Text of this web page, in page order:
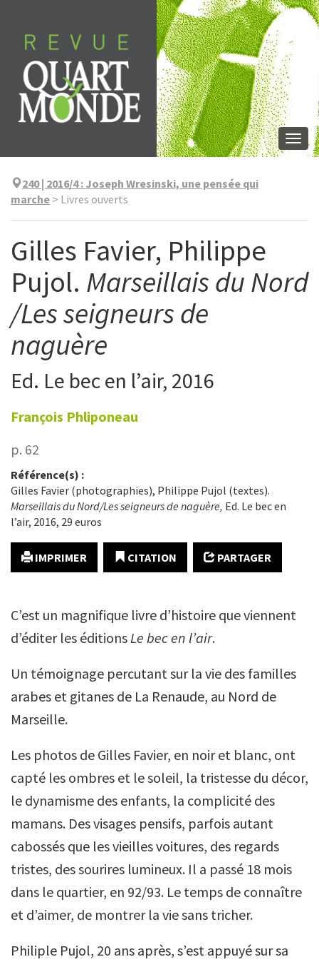
contenu
240 | 2016/4: Joseph Wresinski, une pensée qui
marche > Livres ouverts
Gilles Favier, Philippe
Pujol. Marseillais du Nord
/Les seigneurs de
naguère
Ed. Le bec en l’air, 2016
François Phliponeau
p. 62
Référence(s) :
Gilles Favier (photographies), Philippe Pujol (textes).
Marseillais du Nord/Les seigneurs de naguère, Ed. Le bec en
l’air, 2016, 29 euros
IMPRIMER CITATION PARTAGER
C’est un magnifique livre d’histoire que viennent
d’éditer les éditionsLe bec en l’air.
Un témoignage percutant sur la vie des familles
arabes et gitanes de La Renaude, au Nord de
Marseille.
Les photos de Gilles Favier, en noir et blanc, ont
capté les ombres et le soleil, la tristesse du décor,
le dynamisme des enfants, la complicité des
mamans. Des visages pensifs, parfois autant
cabossés que les vieilles voitures, des regards
tristes, des sourires lumineux. Il a passé 18 mois
dans le quartier, en 92/93. Le temps de connaître
et d’aimer, de montrer la vie sans tricher.
Philiple Pujol, 20 ans après, s’est appuyé sur sa